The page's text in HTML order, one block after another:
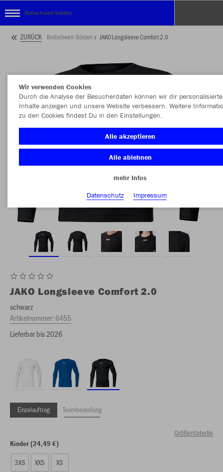
Bollschweil-Sölden
ZURÜCK Bollschweil-Sölden JAKO Longsleeve Comfort 2.0
JAKO Longsleeve Comfort 2.0
schwarz
Artikelnummer: 6455
Lieferbar bis 2026
Einzelauftrag Teambestellung
Größentabelle
Kinder (24,49 €)
3XS XXS XS
Wir verwenden Cookies
Durch die Analyse der Besucherdaten können wir dir personalisierte
Inhalte anzeigen und unsere Website verbessern. Weitere
zu den Cookies findest Du in den Einstellungen.
Alle akzeptieren
Alle ablehnen
mehr Infos
Datenschutz
Impressum